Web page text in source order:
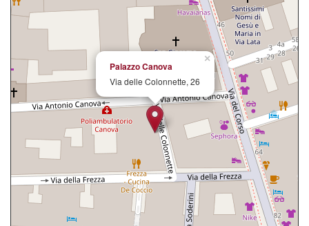
×
Palazzo Canova
Via delle Colonnette, 26